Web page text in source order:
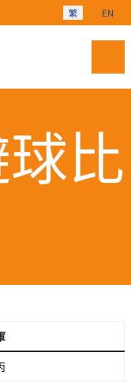
選擇你的語言
繁 EN
比